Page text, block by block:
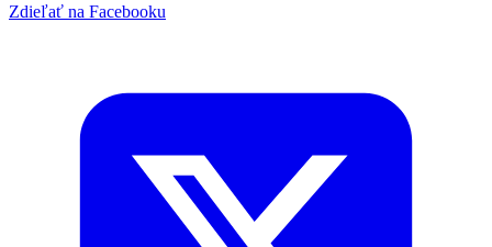
Zdieľať na Facebooku